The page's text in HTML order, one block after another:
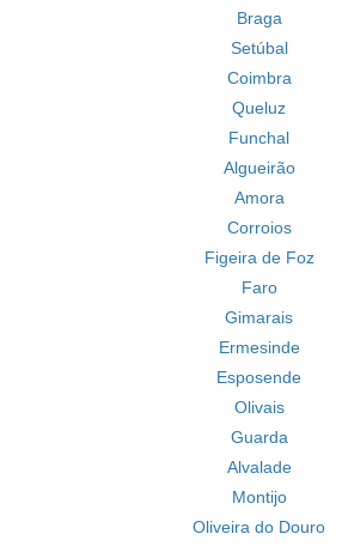
Braga
Setúbal
Coimbra
Queluz
Funchal
Algueirão
Amora
Corroios
Figeira de Foz
Faro
Gimarais
Ermesinde
Esposende
Olivais
Guarda
Alvalade
Montijo
Oliveira do Douro